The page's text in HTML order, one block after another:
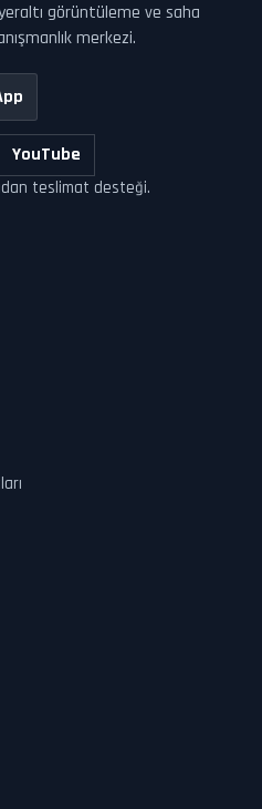
görüntüleme ve saha
merkezi.
YouTube
teslimat desteği.